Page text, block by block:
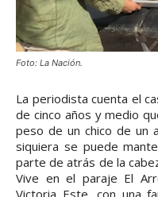
Foto: La Nación.
La periodista cuenta el
de cinco años y medio
peso de un chico de un
siquiera se puede
parte de atrás de la
Vive en el paraje El
Victoria Este, con una